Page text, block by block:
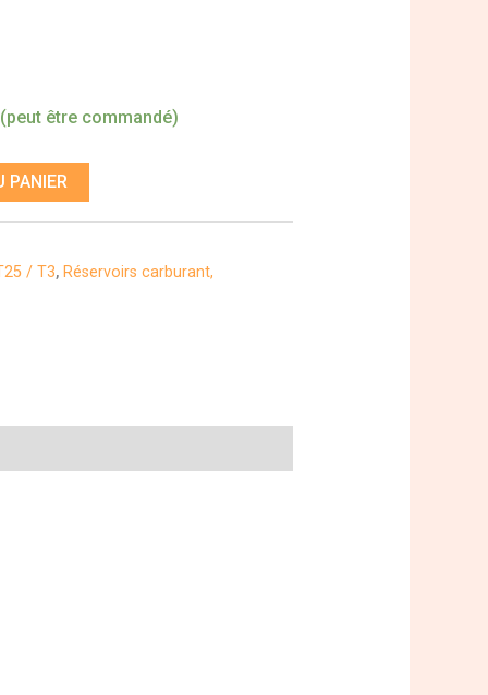
être commandé)
PANIER
/ T3, Réservoirs carburant,